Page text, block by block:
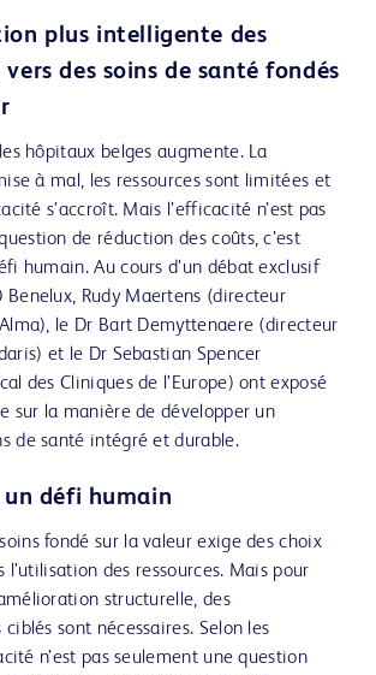
plus intelligente des
vers des soins de santé fondés
hôpitaux belges augmente. La
à mal, les ressources sont limitées et
s’accroît. Mais l’efficacité n’est pas
de réduction des coûts, c’est
humain. Au cours d’un débat exclusif
Benelux, Rudy Maertens (directeur
le Dr Bart Demyttenaere (directeur
et le Dr Sebastian Spencer
des Cliniques de l’Europe) ont exposé
sur la manière de développer un
de santé intégré et durable.
un défi humain
fondé sur la valeur exige des choix
l’utilisation des ressources. Mais pour
structurelle, des
sont nécessaires. Selon les
n’est pas seulement une question